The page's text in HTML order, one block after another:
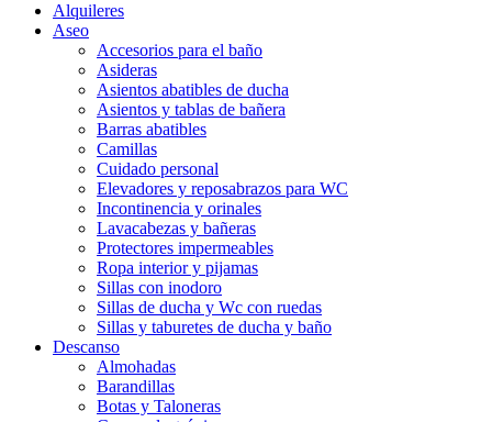
Alquileres
Aseo
Accesorios para el baño
Asideras
Asientos abatibles de ducha
Asientos y tablas de bañera
Barras abatibles
Camillas
Cuidado personal
Elevadores y reposabrazos para WC
Incontinencia y orinales
Lavacabezas y bañeras
Protectores impermeables
Ropa interior y pijamas
Sillas con inodoro
Sillas de ducha y Wc con ruedas
Sillas y taburetes de ducha y baño
Descanso
Almohadas
Barandillas
Botas y Taloneras